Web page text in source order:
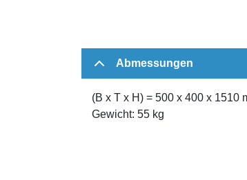
Abmessungen
(B x T x H) = 500 x 400 x 1510
Gewicht: 55 kg